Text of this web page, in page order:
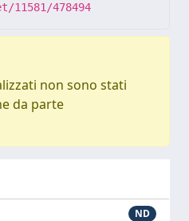
478494
non sono stati
da parte
ND